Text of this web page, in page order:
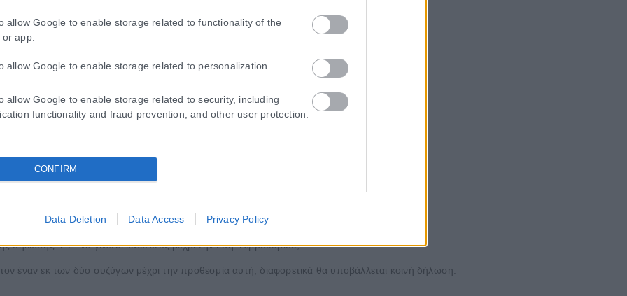
allow Google to enable storage related to functionality of the
app.
allow Google to enable storage related to personalization.
allow Google to enable storage related to security, including
functionality and fraud prevention, and other user protection.
CONFIRM
Data Deletion Data Access Privacy Policy
υπολειπόμενου ποσού αποδείξεων από τον ένα σύζυγο στον άλλο;
δήλωση Φ.Ε. συζύγων;
μπορεί να ανακληθεί;
επιλογή για χωριστή δήλωση Φ.Ε.;
δήλωσης Φ.Ε. να γίνεται κάθε έτος μέχρι την 28η Φεβρουαρίου;
έναν εκ των δύο συζύγων μέχρι την προθεσμία αυτή, διαφορετικά θα υποβάλλεται κοινή δήλωση.